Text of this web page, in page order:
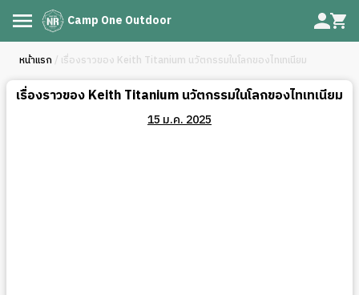
Camp One Outdoor
หน้าแรก / เรื่องราวของ Keith Titanium นวัตกรรมในโลกของไทเทเนียม
เรื่องราวของ Keith Titanium นวัตกรรมในโลกของไทเทเนียม
15 ม.ค. 2025